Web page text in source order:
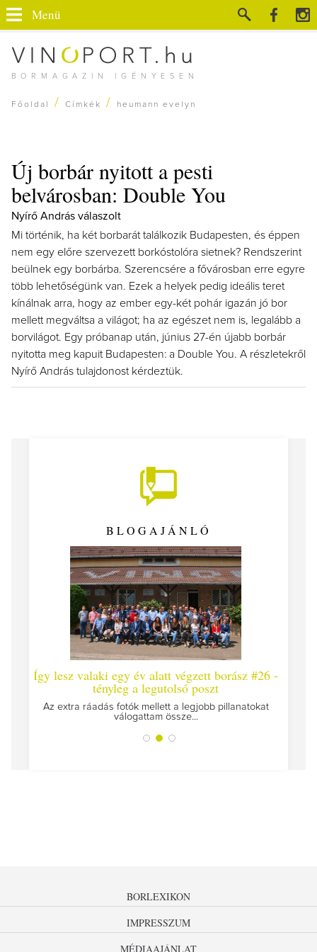
BORMAGAZIN IGÉNYESEN
Menü
Főoldal / Címkék / heumann evelyn
Új borbár nyitott a pesti
belvárosban: Double You
Nyírő András válaszolt
Mi történik, ha két borbarát találkozik Budapesten, és éppen
nem egy előre szervezett borkóstolóra sietnek? Rendszerint
beülnek egy borbárba. Szerencsére a fővárosban erre egyre
több lehetőségünk van. Ezek a helyek pedig ideális teret
kínálnak arra, hogy az ember egy-két pohár igazán jó bor
mellett megváltsa a világot; ha az egészet nem is, legalább a
borvilágot. Egy próbanap után, június 27-én újabb borbár
nyitotta meg kapuit Budapesten: a Double You. A részletekről
Nyírő András tulajdonost kérdeztük.
BLOGAJÁNLÓ
Így lesz valaki egy év alatt végzett borász #26 -
tényleg a legutolsó poszt
Az extra ráadás fotók mellett a legjobb pillanatokat
válogattam össze...
Így lesz
BORLEXIKON
IMPRESSZUM
MÉDIAAJÁNLAT